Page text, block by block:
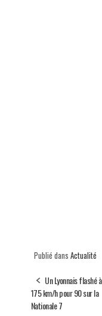
Publié dans Actualité
Un Lyonnais flashé à
175 km/h pour 90 sur la
Nationale 7